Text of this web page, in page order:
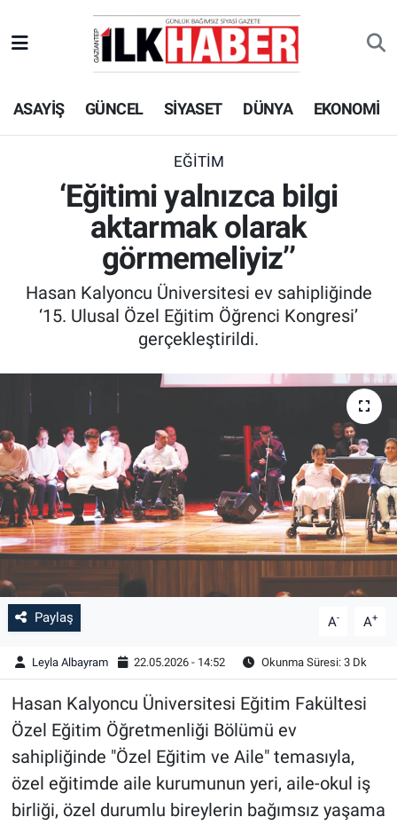
ASAYİŞ GÜNCEL SİYASET DÜNYA EKONOMİ
EĞİTİM
‘Eğitimi yalnızca bilgi
aktarmak olarak
görmemeliyiz’’
Hasan Kalyoncu Üniversitesi ev sahipliğinde
‘15. Ulusal Özel Eğitim Öğrenci Kongresi’
gerçekleştirildi.
Paylaş A- A+
Leyla Albayram 22.05.2026 - 14:52 Okunma Süresi: 3 Dk
Hasan Kalyoncu Üniversitesi Eğitim Fakültesi
Özel Eğitim Öğretmenliği Bölümü ev
sahipliğinde "Özel Eğitim ve Aile" temasıyla,
özel eğitimde aile kurumunun yeri, aile-okul iş
birliği, özel durumlu bireylerin bağımsız yaşama
EKONOMİ
SİYASET
SPOR
TEKNOLOJİ
ASAYİŞ
KÜLTÜR - SANAT
Beyoğlu Hava Durumu
Beyoğlu Trafik Yoğunluk Haritası
Süper Lig Puan Durumu ve Fikstür
Tüm Manşetler
Son Dakika Haberleri
Haber Arşivi